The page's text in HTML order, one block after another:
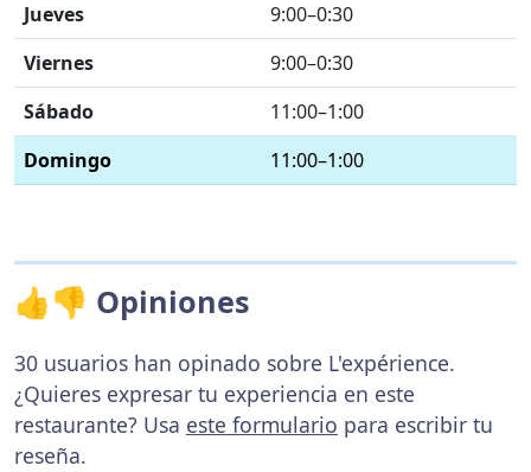
Jueves
9:00–0:30
Viernes
9:00–0:30
Sábado
11:00–1:00
Domingo
11:00–1:00
👍👎 Opiniones
30 usuarios han opinado sobre L'expérience.
¿Quieres expresar tu experiencia en este
restaurante? Usa este formulario para escribir tu
reseña.